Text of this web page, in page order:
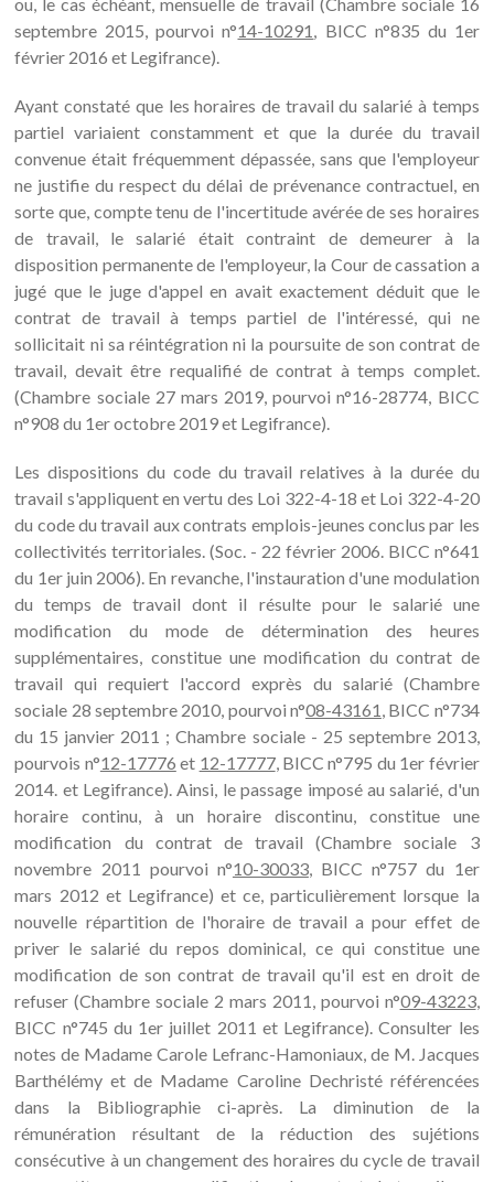
septembre 2015, pourvoi n°14-10291, BICC n°835 du 1er
février 2016 et Legifrance).
Ayant constaté que les horaires de travail du salarié à temps
partiel variaient constamment et que la durée du travail
convenue était fréquemment dépassée, sans que l'employeur
ne justifie du respect du délai de prévenance contractuel, en
sorte que, compte tenu de l'incertitude avérée de ses horaires
de travail, le salarié était contraint de demeurer à la
disposition permanente de l'employeur, la Cour de cassation a
jugé que le juge d'appel en avait exactement déduit que le
contrat de travail à temps partiel de l'intéressé, qui ne
sollicitait ni sa réintégration ni la poursuite de son contrat de
travail, devait être requalifié de contrat à temps complet.
(Chambre sociale 27 mars 2019, pourvoi n°16-28774, BICC
n°908 du 1er octobre 2019 et Legifrance).
Les dispositions du code du travail relatives à la durée du
travail s'appliquent en vertu des Loi 322-4-18 et Loi 322-4-20
du code du travail aux contrats emplois-jeunes conclus par les
collectivités territoriales. (Soc. - 22 février 2006. BICC n°641
du 1er juin 2006). En revanche, l'instauration d'une modulation
du temps de travail dont il résulte pour le salarié une
modification du mode de détermination des heures
supplémentaires, constitue une modification du contrat de
travail qui requiert l'accord exprès du salarié (Chambre
sociale 28 septembre 2010, pourvoi n°08-43161, BICC n°734
du 15 janvier 2011 ; Chambre sociale - 25 septembre 2013,
pourvois n°12-17776 et 12-17777, BICC n°795 du 1er février
2014. et Legifrance). Ainsi, le passage imposé au salarié, d'un
horaire continu, à un horaire discontinu, constitue une
modification du contrat de travail (Chambre sociale 3
novembre 2011 pourvoi n°10-30033, BICC n°757 du 1er
mars 2012 et Legifrance) et ce, particulièrement lorsque la
nouvelle répartition de l'horaire de travail a pour effet de
priver le salarié du repos dominical, ce qui constitue une
modification de son contrat de travail qu'il est en droit de
refuser (Chambre sociale 2 mars 2011, pourvoi n°09-43223,
BICC n°745 du 1er juillet 2011 et Legifrance). Consulter les
notes de Madame Carole Lefranc-Hamoniaux, de M. Jacques
Barthélémy et de Madame Caroline Dechristé référencées
dans la Bibliographie ci-après. La diminution de la
rémunération résultant de la réduction des sujétions
consécutive à un changement des horaires du cycle de travail